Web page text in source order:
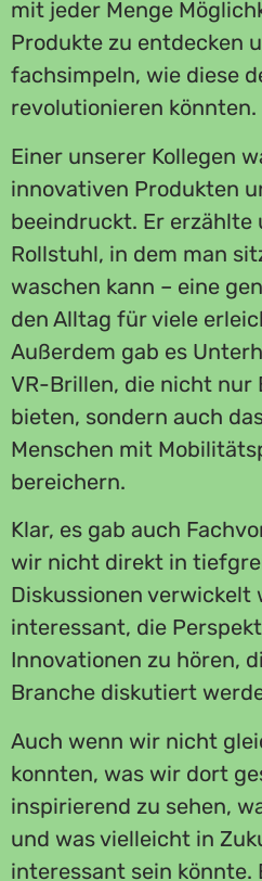
mit jeder Menge
Produkte zu entdecken
fachsimpeln, wie diese
revolutionieren könnten.
Einer unserer Kollegen
innovativen Produkten
beeindruckt. Er erzählte
Rollstuhl, in dem man
waschen kann – eine
den Alltag für viele
Außerdem gab es
VR-Brillen, die nicht nur
bieten, sondern auch
Menschen mit
bereichern.
Klar, es gab auch
wir nicht direkt in
Diskussionen verwickelt
interessant, die
Innovationen zu hören,
Branche diskutiert
Auch wenn wir nicht
konnten, was wir dort
inspirierend zu sehen,
und was vielleicht in
interessant sein könnte.